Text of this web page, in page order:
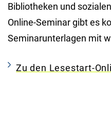
Bibliotheken und
Online-Seminar gibt es
Seminarunterlagen mit
Zu den Lesestart-